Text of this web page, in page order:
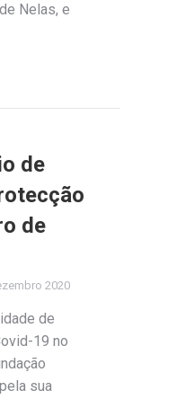
Nelas, e
de
de
2020
de
19 no
sua